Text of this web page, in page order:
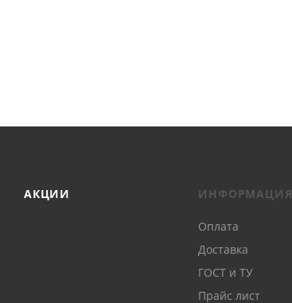
АКЦИИ ИНФОРМАЦИЯ
Оплата
Доставка
ГОСТ и ТУ
Прайс лист